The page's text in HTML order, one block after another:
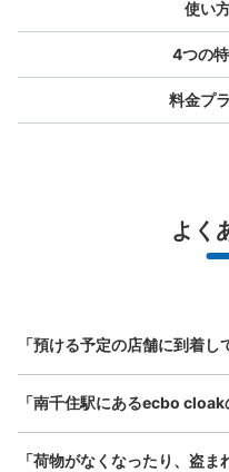
使い
スマホ
指定
4つの
全国
料金プ
最大辺が45cm
バッグ、お手
器、ベビーカ
よく
「預ける予定の店舗に到着
「南千住駅にあるecbo cloak
「荷物がなくなったり、盗ま